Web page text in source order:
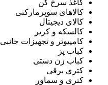
کاغذ سرخ کن
کالاهای سوپرمارکتی
کالای دیجیتال
کالسکه و کریر
کامپیوتر و تجهیزات جانبی
کباب پز
کباب زن دستی
کتری برقی
کتری و سماور